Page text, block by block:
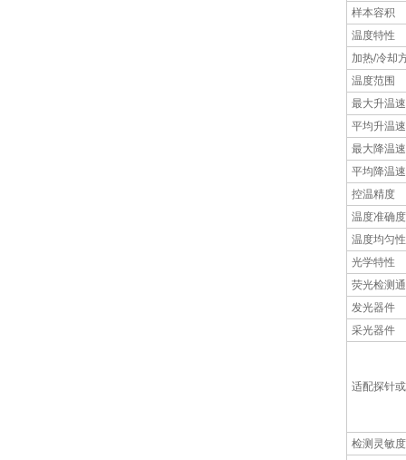
样本容积
温度特性
加热/冷却
温度范围
最大升温
平均升温
最大降温
平均降温
控温精度
温度准确度
温度均匀性
光学特性
荧光检测
发光器件
采光器件
适配探针
检测灵敏度